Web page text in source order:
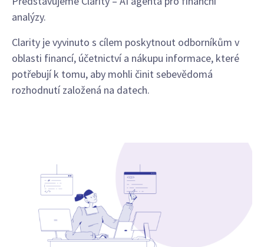
analýzy.
Clarity je vyvinuto s cílem poskytnout odborníkům v
oblasti financí, účetnictví a nákupu informace, které
potřebují k tomu, aby mohli činit sebevědomá
rozhodnutí založená na datech.